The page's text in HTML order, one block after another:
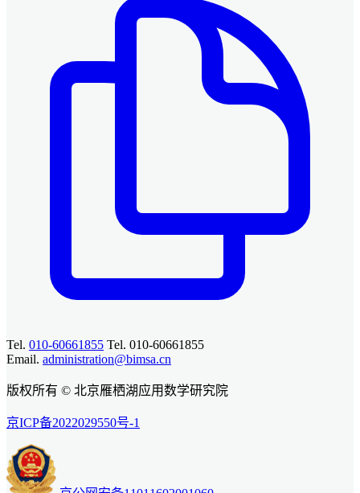
Tel. 010-60661855 Tel. 010-60661855
Email. administration@bimsa.cn
版权所有 © 北京雁栖湖应用数学研究院
京ICP备2022029550号-1